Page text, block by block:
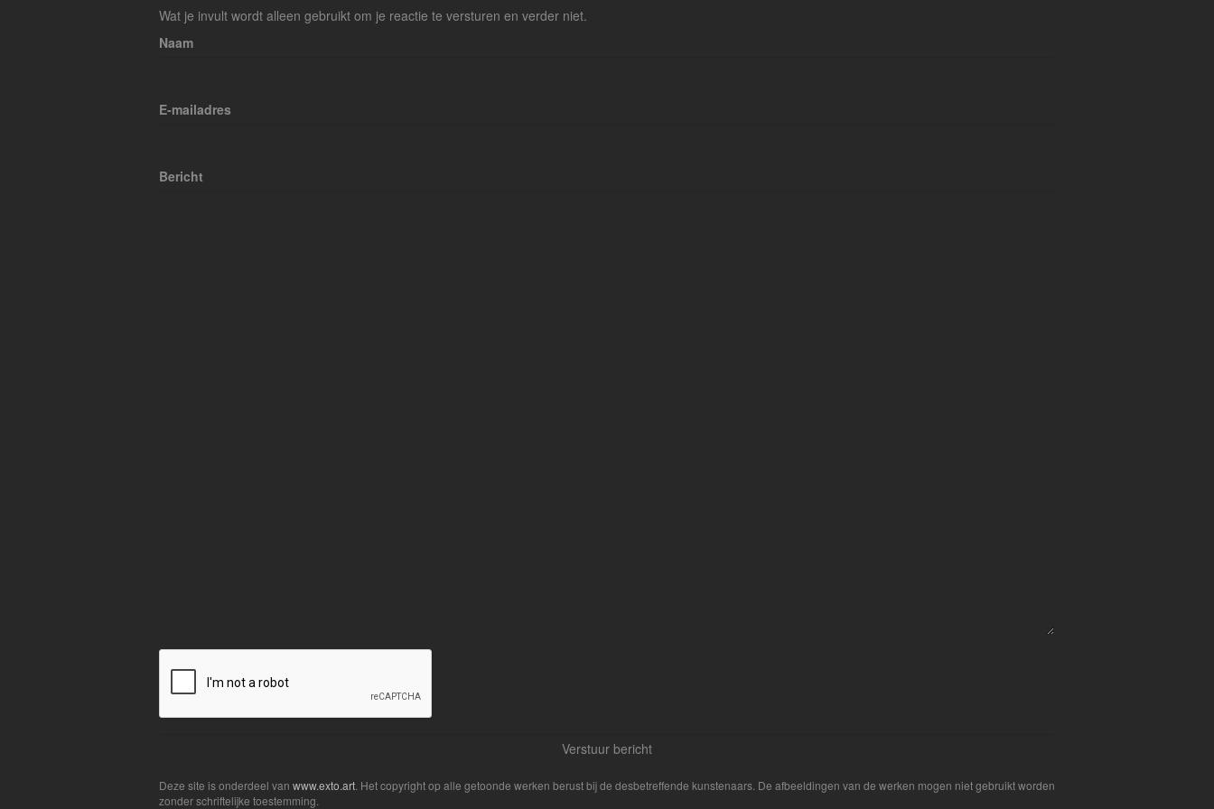
Wat je invult wordt alleen gebruikt om je reactie te versturen en verder niet.
Naam
E-mailadres
Bericht
Deze site is onderdeel van www.exto.art . Het copyright op alle getoonde werken berust bij de desbetreffende kunstenaars. De afbeeldingen van de werken mogen niet gebruikt worden
zonder schriftelijke toestemming.